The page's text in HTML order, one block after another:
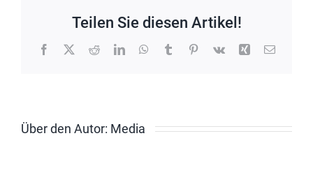
Teilen Sie diesen Artikel!
Facebook
X RedditLinkedInWhatsApp
TumblrPinterest
Vk Xing E-
Über den Autor: Media